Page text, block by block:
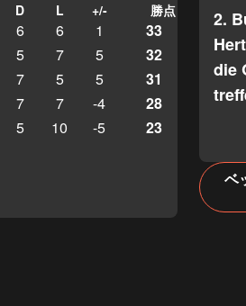
D L +/- 勝点
6 6 1 33
5 7 5 32
7 5 5 31
7 7 -4 28
5 10 -5 23
2.
die
ベ